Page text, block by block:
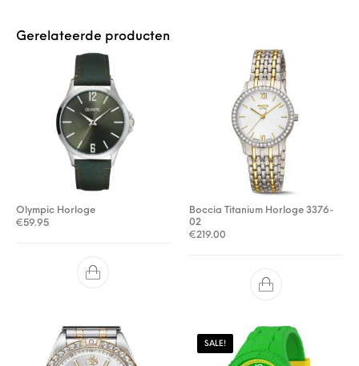
Gerelateerde producten
Olympic Horloge
€59.95
Boccia Titanium Horloge 3376-
02
€219.00
SALE!